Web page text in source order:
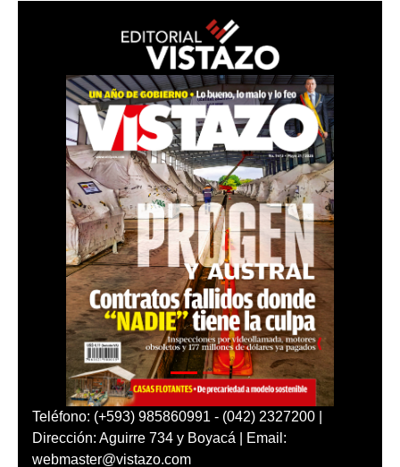
Teléfono: (+593) 985860991 - (042) 2327200 |
Dirección: Aguirre 734 y Boyacá | Email:
webmaster@vistazo.com